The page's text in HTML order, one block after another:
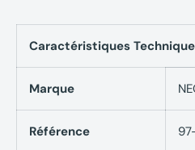
Caractéristiques
Marque
Référence